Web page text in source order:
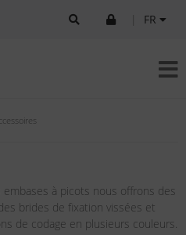
FR
à picots nous offrons des
brides de fixation vissées et
de codage en plusieurs couleurs.